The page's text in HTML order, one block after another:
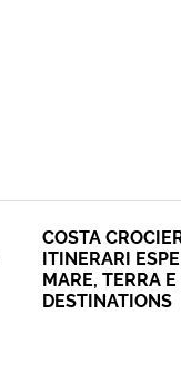
COSTA
ITINERARI
MARE, TERRA E
DESTINATIONS